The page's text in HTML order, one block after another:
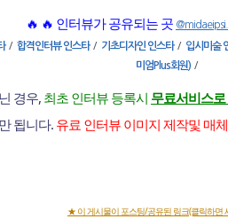
🔥 🔥 인터뷰가 공유되는 곳
/ 합격인터뷰 인스타/ 기초디자인 인스타/ 입시미술
미엄Plus회원)/
경우, 최초 인터뷰 등록시 무료서비스
됩니다. 유료 인터뷰 이미지 제작및 매
★ 이 게시물이 포스팅/공유된 링크(클릭하면